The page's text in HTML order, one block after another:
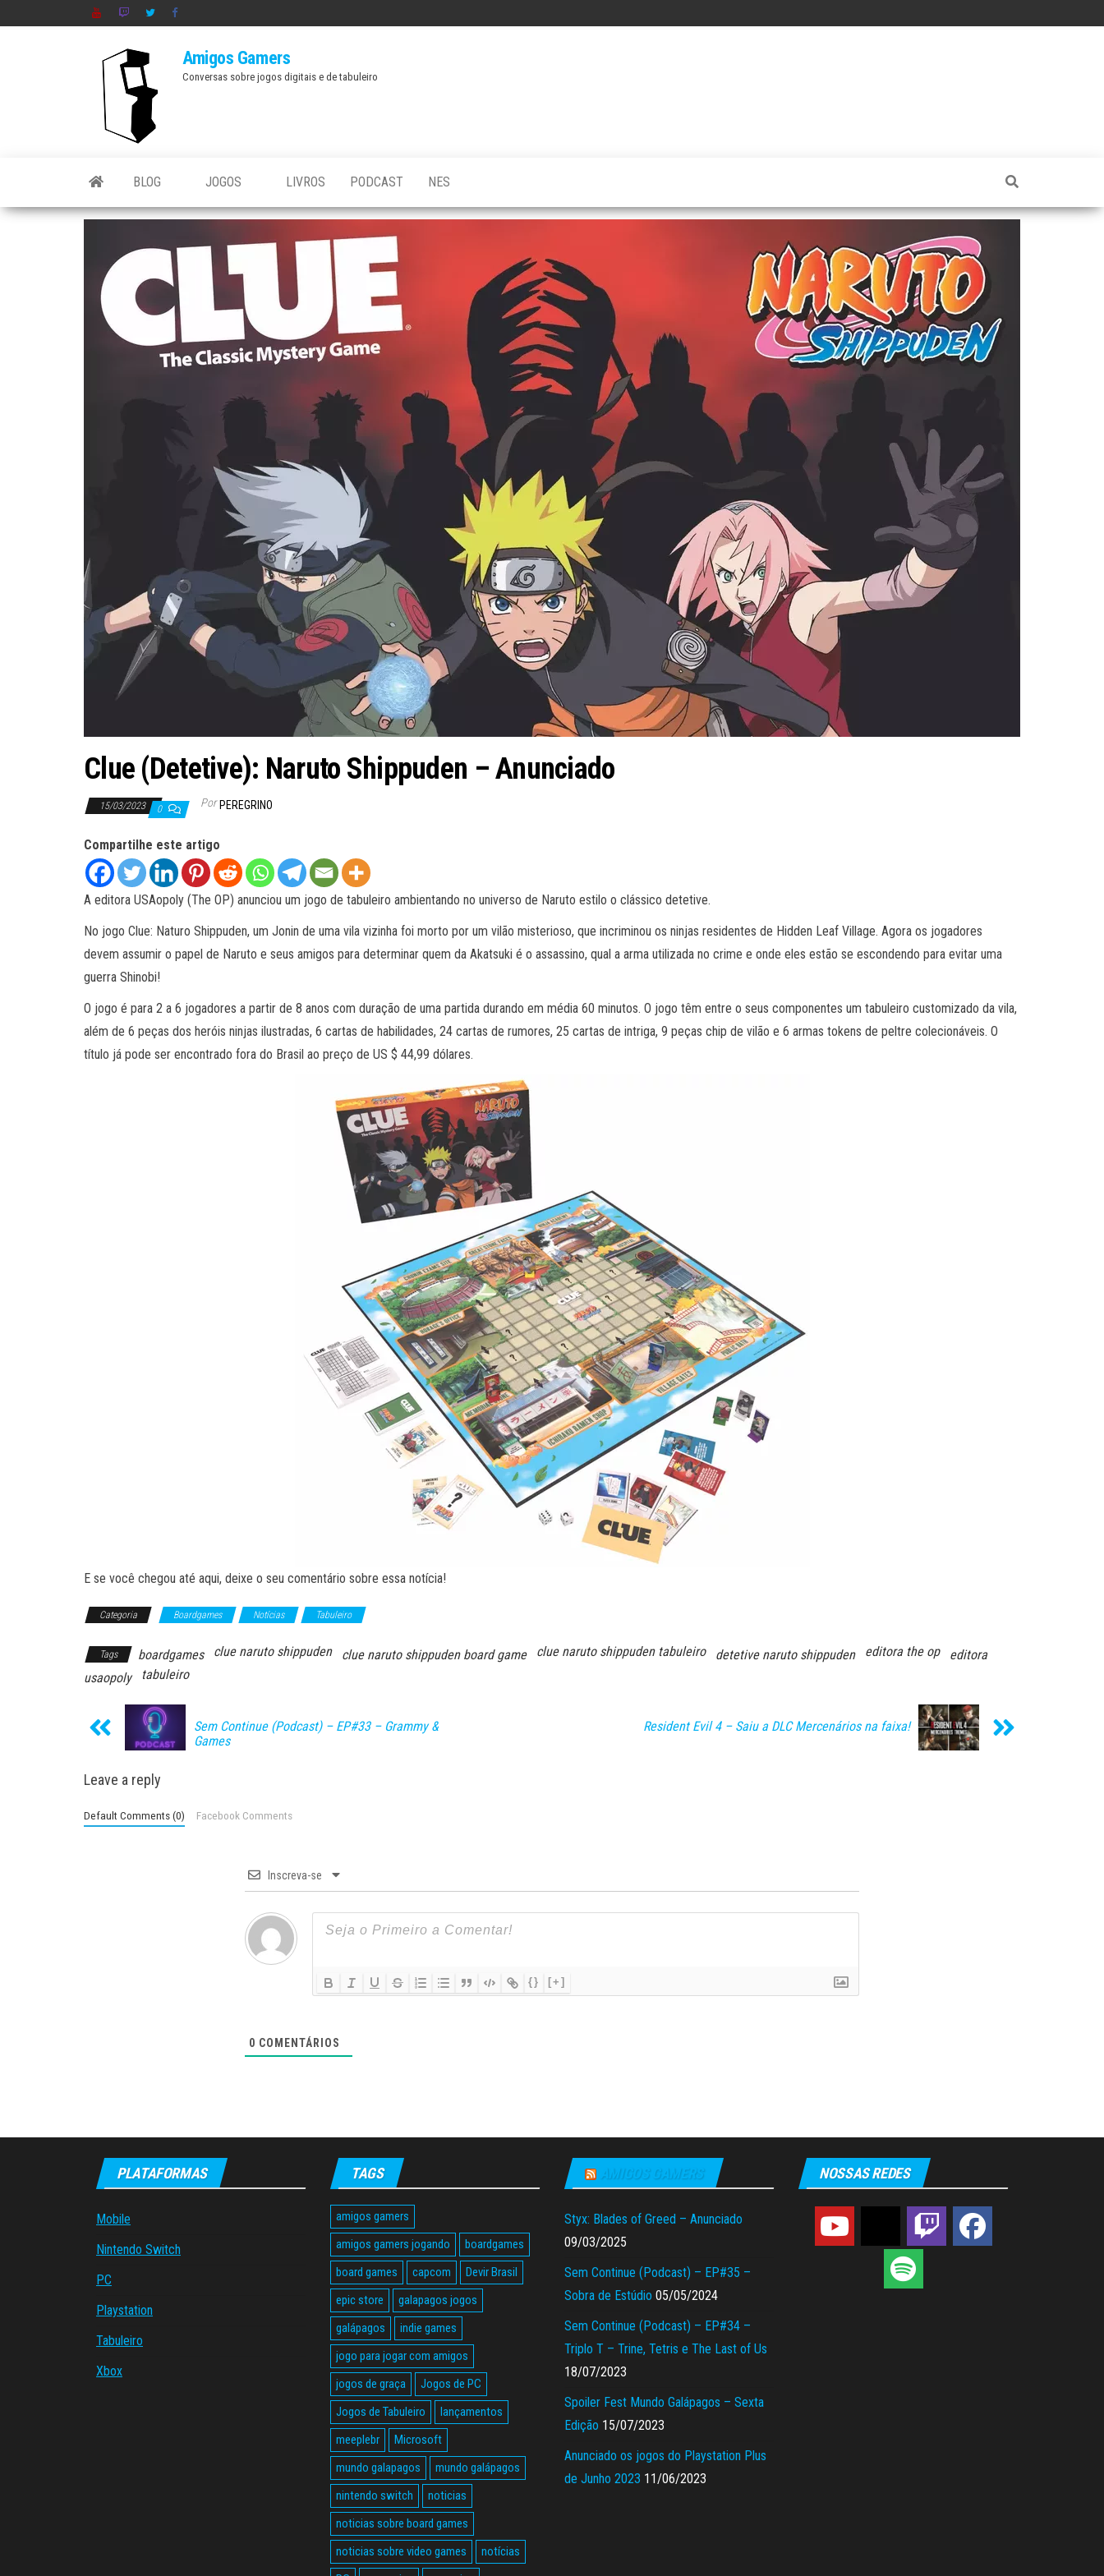
Amigos Gamers
Conversas sobre jogos digitais e de tabuleiro
BLOG JOGOS LIVROS PODCAST NES
Clue (Detetive): Naruto Shippuden – Anunciado
15/03/2023 0 Por PEREGRINO
Compartilhe este artigo
A editora USAopoly (The OP) anunciou um jogo de tabuleiro ambientando no universo de Naruto estilo o clássico detetive.
No jogo Clue: Naturo Shippuden, um Jonin de uma vila vizinha foi morto por um vilão misterioso, que incriminou os ninjas residentes de Hidden Leaf Village. Agora os jogadores
devem assumir o papel de Naruto e seus amigos para determinar quem da Akatsuki é o assassino, qual a arma utilizada no crime e onde eles estão se escondendo para evitar uma
guerra Shinobi!
O jogo é para 2 a 6 jogadores a partir de 8 anos com duração de uma partida durando em média 60 minutos. O jogo têm entre o seus componentes um tabuleiro customizado da vila,
além de 6 peças dos heróis ninjas ilustradas, 6 cartas de habilidades, 24 cartas de rumores, 25 cartas de intriga, 9 peças chip de vilão e 6 armas tokens de peltre colecionáveis. O
título já pode ser encontrado fora do Brasil ao preço de US $ 44,99 dólares.
E se você chegou até aqui, deixe o seu comentário sobre essa notícia!
Categoria Boardgames Notícias Tabuleiro
Tags boardgames clue naruto shippuden clue naruto shippuden board game clue naruto shippuden tabuleiro detetive naruto shippuden editora the op
editora
usaopoly
tabuleiro
Sem Continue (Podcast) – EP#33 – Grammy &
Games
Resident Evil 4 – Saiu a DLC Mercenários na faixa!
Leave a reply
Default Comments (0) Facebook Comments
Inscreva-se
{} [+]
0 COMENTÁRIOS
PLATAFORMAS
Mobile
Nintendo Switch
PC
Playstation
Tabuleiro
Xbox
TAGS
amigos gamers
amigos gamers jogando
boardgames
board games
capcom
Devir Brasil
epic store
galapagos jogos
galápagos
indie games
jogo para jogar com amigos
jogos de graça
Jogos de PC
Jogos de Tabuleiro
lançamentos
meeplebr
Microsoft
mundo galapagos
mundo galápagos
nintendo switch
noticias
noticias sobre board games
noticias sobre video games
notícias
AMIGOS GAMERS
Styx: Blades of Greed – Anunciado
09/03/2025
Sem Continue (Podcast) – EP#35 –
Sobra de Estúdio 05/05/2024
Sem Continue (Podcast) – EP#34 –
Triplo T – Trine, Tetris e The Last of Us
18/07/2023
Spoiler Fest Mundo Galápagos – Sexta
Edição 15/07/2023
Anunciado os jogos do Playstation Plus
de Junho 2023 11/06/2023
NOSSAS REDES